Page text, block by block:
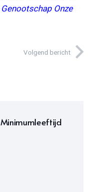
Genootschap Onze
Volgend bericht
Minimumleeftijd